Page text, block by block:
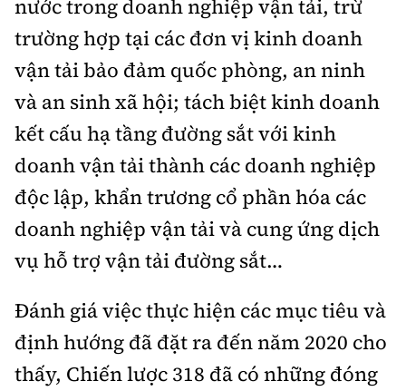
nước trong doanh nghiệp vận tải, trừ
trường hợp tại các đơn vị kinh doanh
vận tải bảo đảm quốc phòng, an ninh
và an sinh xã hội; tách biệt kinh doanh
kết cấu hạ tầng đường sắt với kinh
doanh vận tải thành các doanh nghiệp
độc lập, khẩn trương cổ phần hóa các
doanh nghiệp vận tải và cung ứng dịch
vụ hỗ trợ vận tải đường sắt…
Đánh giá việc thực hiện các mục tiêu và
định hướng đã đặt ra đến năm 2020 cho
thấy, Chiến lược 318 đã có những đóng